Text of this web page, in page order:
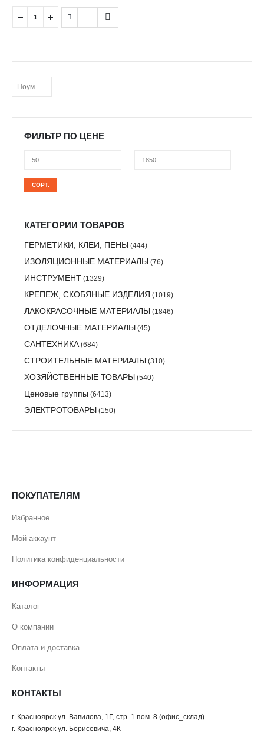
ФИЛЬТР ПО ЦЕНЕ
цена
цена
СОРТ.
КАТЕГОРИИ ТОВАРОВ
ГЕРМЕТИКИ, КЛЕИ, ПЕНЫ (444)
ИЗОЛЯЦИОННЫЕ МАТЕРИАЛЫ (76)
ИНСТРУМЕНТ (1329)
КРЕПЕЖ, СКОБЯНЫЕ ИЗДЕЛИЯ (1019)
ЛАКОКРАСОЧНЫЕ МАТЕРИАЛЫ (1846)
ОТДЕЛОЧНЫЕ МАТЕРИАЛЫ (45)
САНТЕХНИКА (684)
СТРОИТЕЛЬНЫЕ МАТЕРИАЛЫ (310)
ХОЗЯЙСТВЕННЫЕ ТОВАРЫ (540)
Ценовые группы (6413)
ЭЛЕКТРОТОВАРЫ (150)
ПОКУПАТЕЛЯМ
Избранное
Мой аккаунт
Политика конфиденциальности
ИНФОРМАЦИЯ
Каталог
О компании
Оплата и доставка
Контакты
КОНТАКТЫ
г. Красноярск ул. Вавилова, 1Г, стр. 1 пом. 8 (офис_склад)
г. Красноярск ул. Борисевича, 4К